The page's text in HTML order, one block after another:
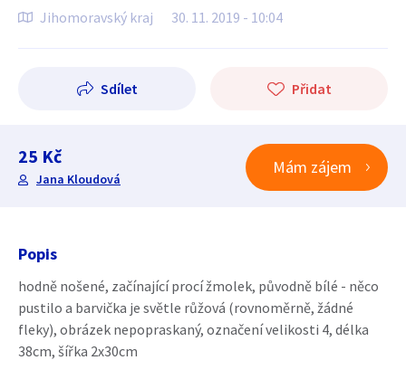
Jihomoravský kraj 30. 11. 2019 - 10:04
Sdílet Přidat
25 Kč
Jana Kloudová
Mám zájem
Popis
hodně nošené, začínající procí žmolek, původně bílé - něco
pustilo a barvička je světle růžová (rovnoměrně, žádné
fleky), obrázek nepopraskaný, označení velikosti 4, délka
38cm, šířka 2x30cm